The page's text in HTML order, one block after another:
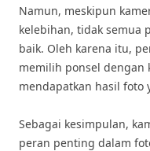
Namun, meskipun
kelebihan, tidak semua
baik. Oleh karena itu,
memilih ponsel
mendapatkan hasil foto
Sebagai kesimpulan,
peran penting dalam